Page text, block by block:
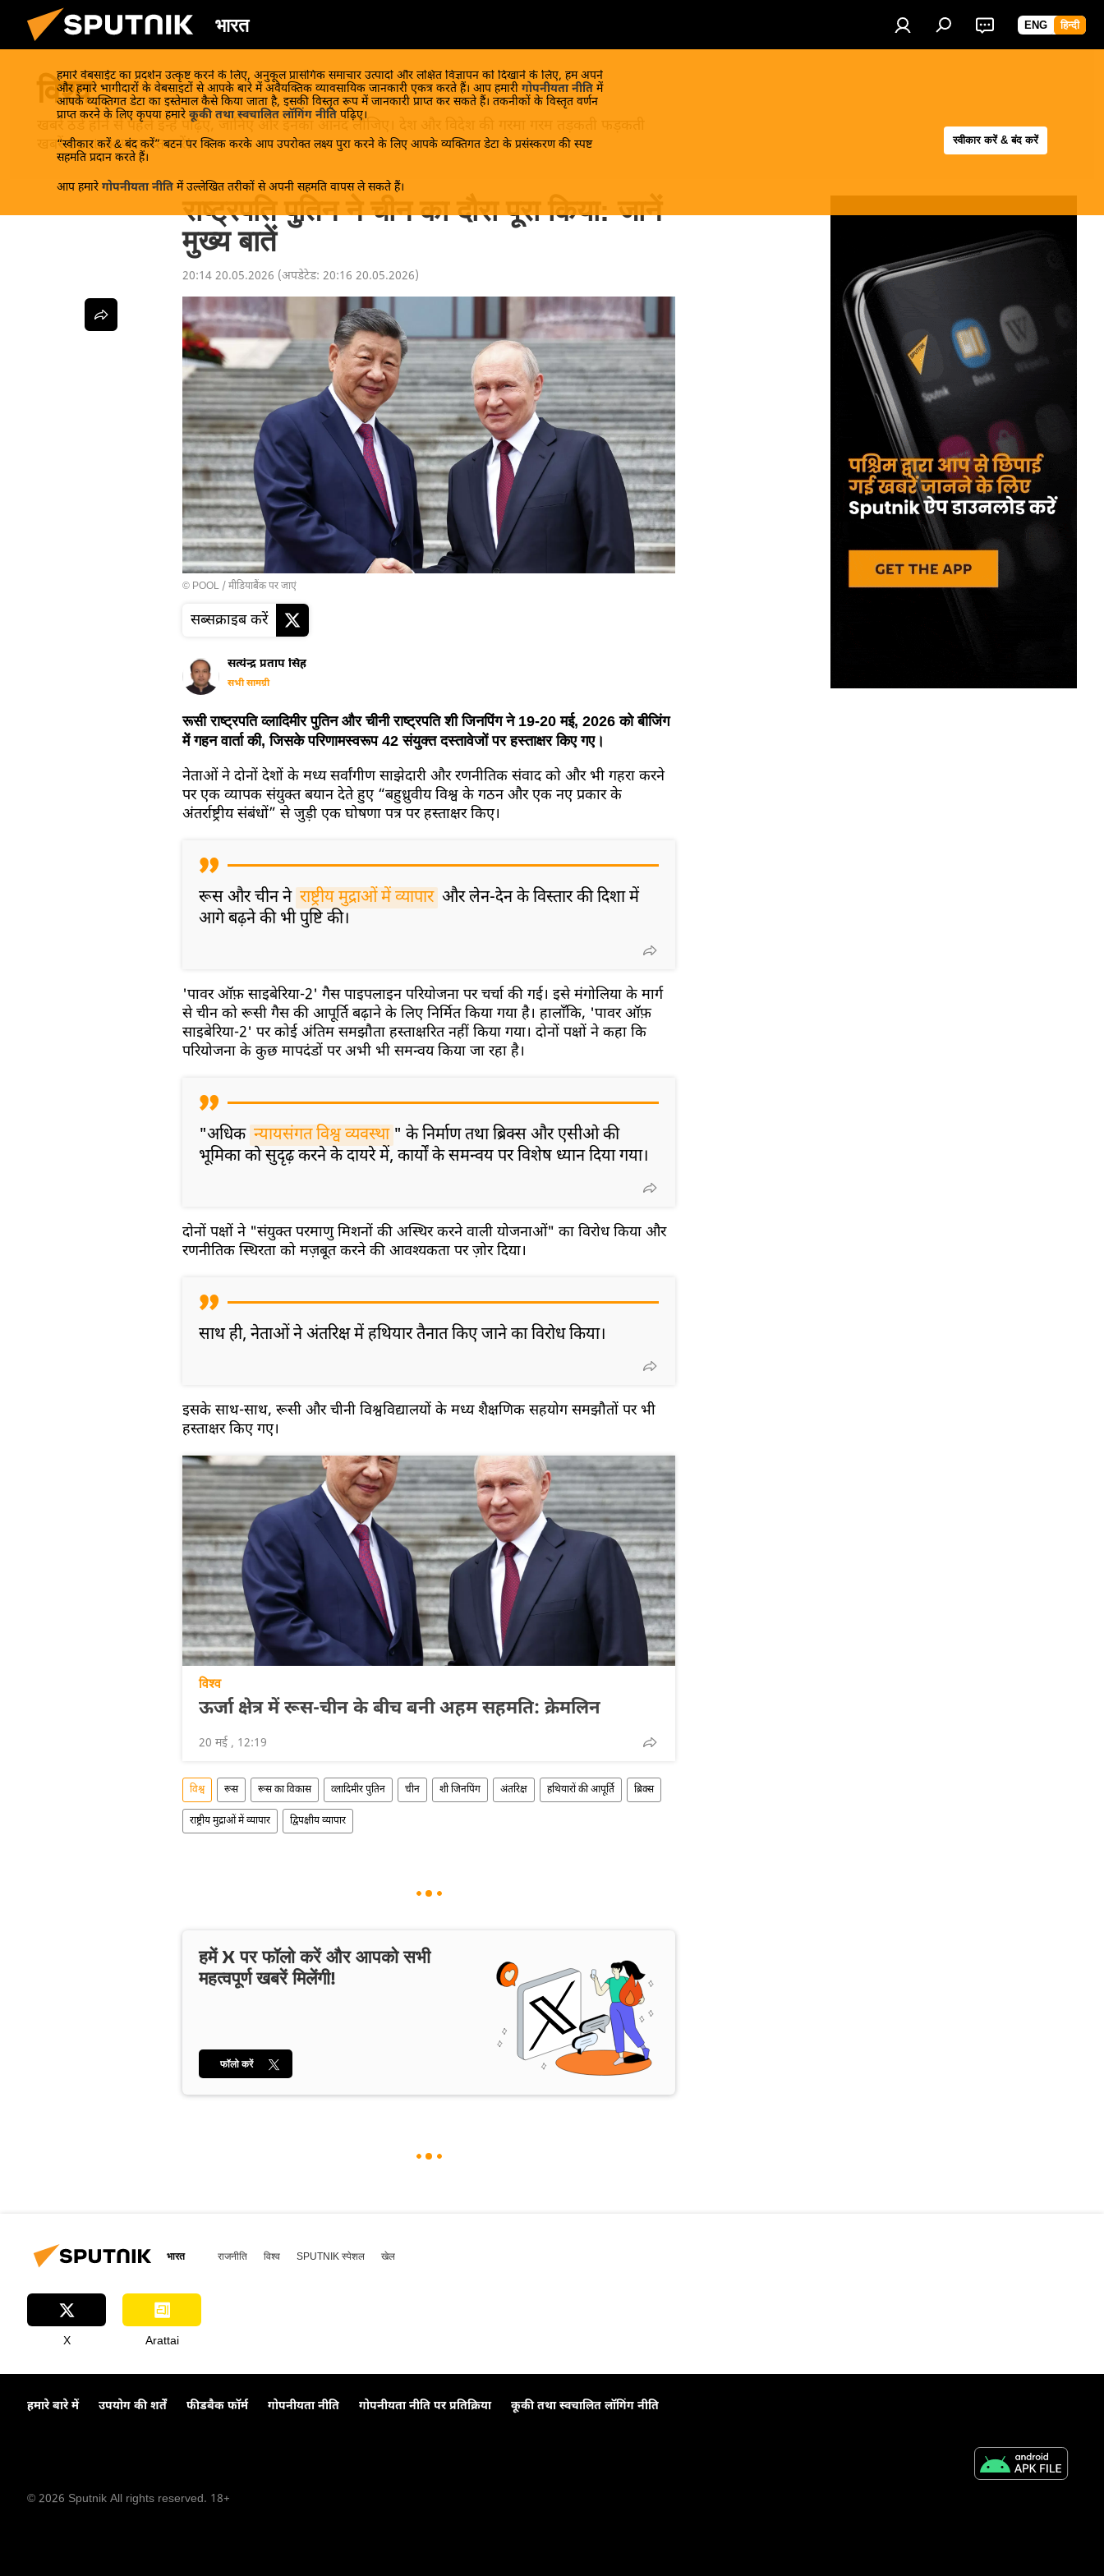
भारत ENG हिन्दी
हमारे वेबसाईट का प्रदर्शन उत्कृष्ट करने के लिए, अनुकूल प्रासंगिक समाचार उत्पादों और लक्षित विज्ञापन को दिखाने के लिए, हम अपने
और हमारे भागीदारों के वेबसाइटों से आपके बारे में अवैयक्तिक व्यावसायिक जानकारी एकत्र करते हैं। आप हमारी गोपनीयता नीति में
आपके व्यक्तिगत डेटा का इस्तेमाल कैसे किया जाता है, इसकी विस्तृत रूप में जानकारी प्राप्त कर सकते हैं। तकनीकों के विस्तृत वर्णन
प्राप्त करने के लिए कृपया हमारे कूकी तथा स्वचालित लॉगिंग नीति पढ़िए।
“स्वीकार करें & बंद करें” बटन पर क्लिक करके आप उपरोक्त लक्ष्य पुरा करने के लिए आपके व्यक्तिगत डेटा के प्रसंस्करण की स्पष्ट
सहमति प्रदान करते हैं।
आप हमारे गोपनीयता नीति में उल्लेखित तरीकों से अपनी सहमति वापस ले सकते हैं।
स्वीकार करें & बंद करें
विश्व
खबरें ठंडे होने से पहले इन्हें पढ़िए, जानिए और इनका आनंद लीजिए। देश और विदेश की गरमा गरम तड़कती फड़कती
खबरें Sputnik पर प्राप्त करें!
राष्ट्रपति पुतिन ने चीन का दौरा पूरा किया: जानें
मुख्य बातें
20:14 20.05.2026 (अपडेटेड: 20:16 20.05.2026)
© POOL /मीडियाबैंक पर जाएं
सब्सक्राइब करें
सत्येन्द्र प्रताप सिंह
सभी सामग्री
रूसी राष्ट्रपति व्लादिमीर पुतिन और चीनी राष्ट्रपति शी जिनपिंग ने 19-20 मई, 2026 को बीजिंग
में गहन वार्ता की, जिसके परिणामस्वरूप 42 संयुक्त दस्तावेजों पर हस्ताक्षर किए गए।
नेताओं ने दोनों देशों के मध्य सर्वांगीण साझेदारी और रणनीतिक संवाद को और भी गहरा करने
पर एक व्यापक संयुक्त बयान देते हुए “बहुध्रुवीय विश्व के गठन और एक नए प्रकार के
अंतर्राष्ट्रीय संबंधों” से जुड़ी एक घोषणा पत्र पर हस्ताक्षर किए।
रूस और चीन ने राष्ट्रीय मुद्राओं में व्यापार और लेन-देन के विस्तार की दिशा में
आगे बढ़ने की भी पुष्टि की।
'पावर ऑफ़ साइबेरिया-2' गैस पाइपलाइन परियोजना पर चर्चा की गई। इसे मंगोलिया के मार्ग
से चीन को रूसी गैस की आपूर्ति बढ़ाने के लिए निर्मित किया गया है। हालाँकि, 'पावर ऑफ़
साइबेरिया-2' पर कोई अंतिम समझौता हस्ताक्षरित नहीं किया गया। दोनों पक्षों ने कहा कि
परियोजना के कुछ मापदंडों पर अभी भी समन्वय किया जा रहा है।
"अधिक न्यायसंगत विश्व व्यवस्था " के निर्माण तथा ब्रिक्स और एसीओ की
भूमिका को सुदृढ़ करने के दायरे में, कार्यों के समन्वय पर विशेष ध्यान दिया गया।
दोनों पक्षों ने "संयुक्त परमाणु मिशनों की अस्थिर करने वाली योजनाओं" का विरोध किया और
रणनीतिक स्थिरता को मज़बूत करने की आवश्यकता पर ज़ोर दिया।
साथ ही, नेताओं ने अंतरिक्ष में हथियार तैनात किए जाने का विरोध किया।
इसके साथ-साथ, रूसी और चीनी विश्वविद्यालयों के मध्य शैक्षणिक सहयोग समझौतों पर भी
हस्ताक्षर किए गए।
विश्व
ऊर्जा क्षेत्र में रूस-चीन के बीच बनी अहम सहमति: क्रेमलिन
20 मई , 12:19
विश्व रूस रूस का विकास व्लादिमीर पुतिन चीन शी जिनपिंग अंतरिक्ष हथियारों की आपूर्ति ब्रिक्स
राष्ट्रीय मुद्राओं में व्यापार द्विपक्षीय व्यापार
हमें X पर फॉलो करें और आपको सभी
महत्वपूर्ण खबरें मिलेंगी!
फॉलो करें
भारत राजनीति विश्व SPUTNIK स्पेशल खेल
X Arattai
हमारे बारे में उपयोग की शर्तें फीडबैक फॉर्म गोपनीयता नीति गोपनीयता नीति पर प्रतिक्रिया कूकी तथा स्वचालित लॉगिंग नीति
© 2026 Sputnik All rights reserved. 18+